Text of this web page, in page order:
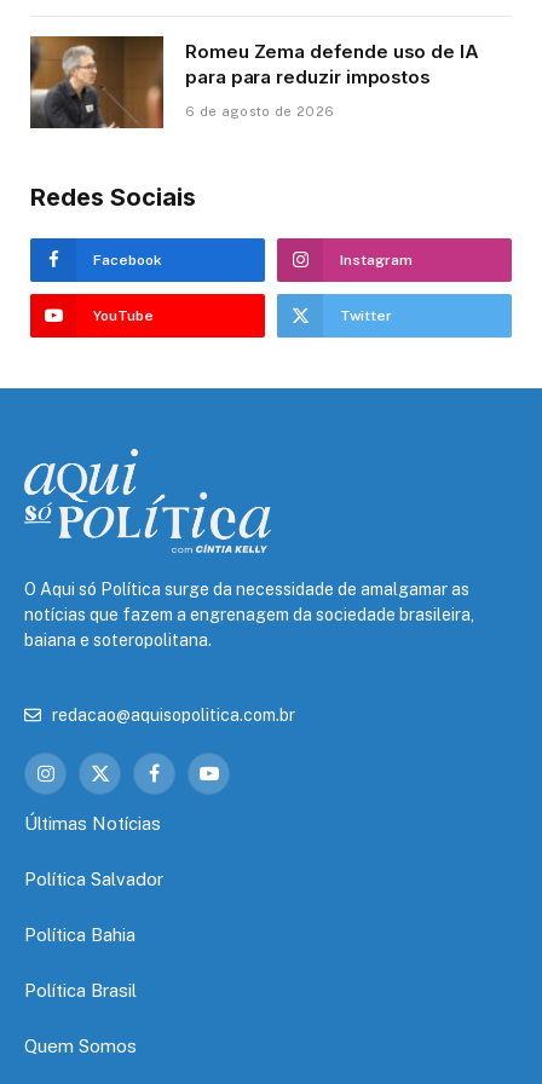
Romeu Zema defende uso de IA
para para reduzir impostos
6 de agosto de 2026
Redes Sociais
Facebook Instagram
YouTube Twitter
O Aqui só Política surge da necessidade de amalgamar as
notícias que fazem a engrenagem da sociedade brasileira,
baiana e soteropolitana.
redacao@aquisopolitica.com.br
Instagram
X
FacebookYouTube
Últimas Notícias
Política Salvador
Política Bahia
Política Brasil
Quem Somos